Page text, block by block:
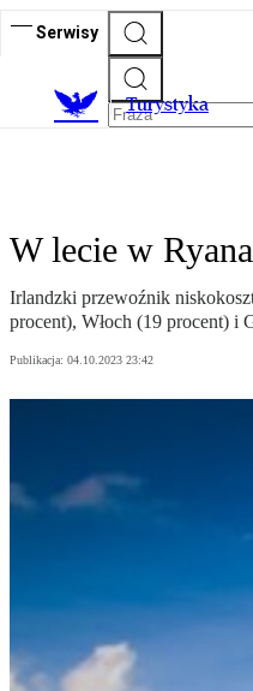
Serwisy
Turystyka
W lecie w
Irlandzki przewoźnik
procent), Włoch (19 procent) i
Publikacja: 04.10.2023 23:42